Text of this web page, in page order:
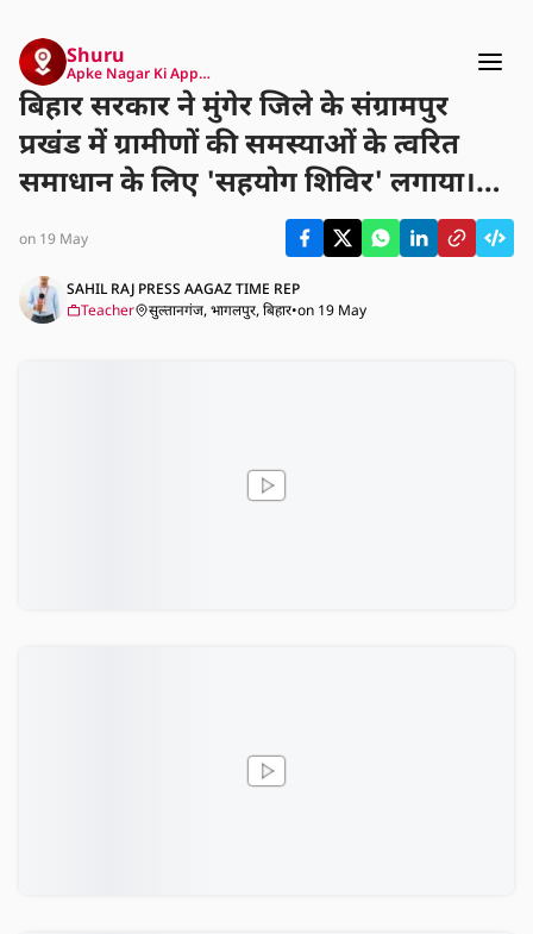
Shuru
Apke Nagar Ki App…
बिहार सरकार ने मुंगेर जिले के संग्रामपुर
प्रखंड में ग्रामीणों की समस्याओं के त्वरित
समाधान के लिए 'सहयोग शिविर' लगाया।
इस शिविर में सोलर, पीएचईडी, बिजली और
भूमि विभाग सहित कई प्रमुख विभागों के
अधिकारी मौके पर ही मौजूद रहे। सरकार का
लक्ष्य है कि लोगों को योजनाओं के लिए
on 19 May
SAHIL RAJ PRESS AAGAZ TIME REP
Teacher
सुल्तानगंज, भागलपुर, बिहार•on 19 May